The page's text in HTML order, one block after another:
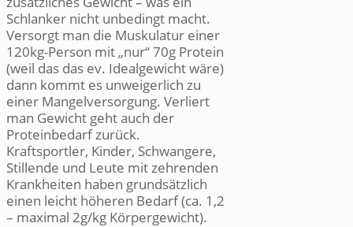
Schlanker nicht unbedingt macht.
Versorgt man die Muskulatur einer
120kg-Person mit „nur“ 70g Protein
(weil das das ev. Idealgewicht wäre)
dann kommt es unweigerlich zu
einer Mangelversorgung. Verliert
man Gewicht geht auch der
Proteinbedarf zurück.
Kraftsportler, Kinder, Schwangere,
Stillende und Leute mit zehrenden
Krankheiten haben grundsätzlich
einen leicht höheren Bedarf (ca. 1,2
– maximal 2g/kg Körpergewicht).